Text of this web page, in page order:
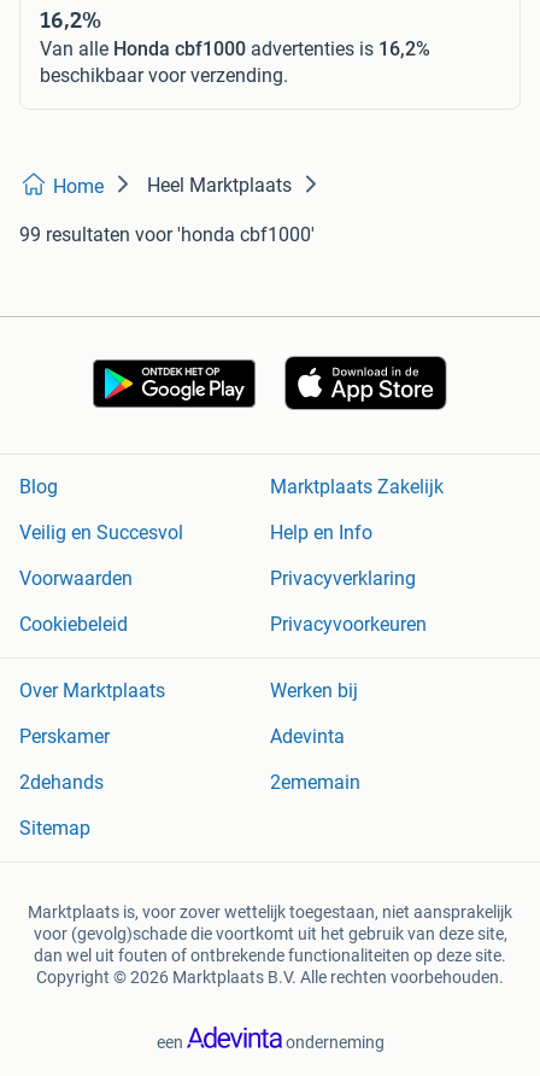
16,2%
Van alle Honda cbf1000 advertenties is 16,2%
beschikbaar voor verzending.
Home Heel Marktplaats
99 resultaten voor 'honda cbf1000'
Blog
Marktplaats Zakelijk
Veilig en Succesvol
Help en Info
Voorwaarden
Privacyverklaring
Cookiebeleid
Privacyvoorkeuren
Over Marktplaats
Werken bij
Perskamer
Adevinta
2dehands
2ememain
Sitemap
Marktplaats is, voor zover wettelijk toegestaan, niet aansprakelijk
voor (gevolg)schade die voortkomt uit het gebruik van deze site,
dan wel uit fouten of ontbrekende functionaliteiten op deze site.
Copyright © 2026 Marktplaats B.V. Alle rechten voorbehouden.
een onderneming